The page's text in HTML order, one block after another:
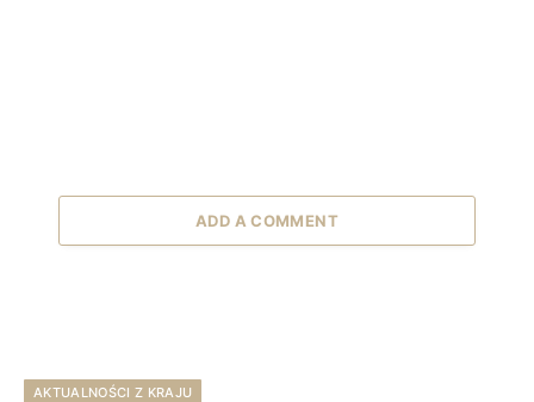
ADD A COMMENT
AKTUALNOŚCI Z KRAJU